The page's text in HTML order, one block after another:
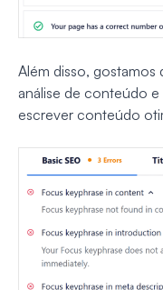
Além disso, gostamos
análise de conteúdo
escrever conteúdo